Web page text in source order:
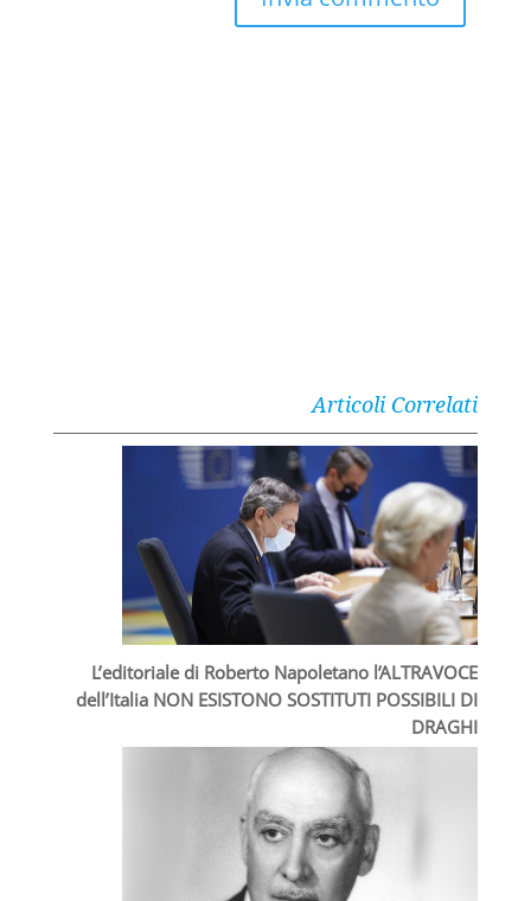
Articoli Correlati
L’editoriale di Roberto Napoletano l’ALTRAVOCE
dell’Italia NON ESISTONO SOSTITUTI POSSIBILI DI
DRAGHI